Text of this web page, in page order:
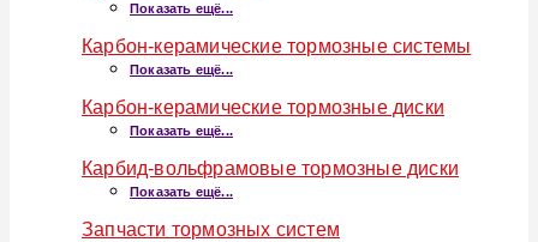
Показать ещё...
Карбон-керамические тормозные системы
Показать ещё...
Карбон-керамические тормозные диски
Показать ещё...
Карбид-вольфрамовые тормозные диски
Показать ещё...
Запчасти тормозных систем